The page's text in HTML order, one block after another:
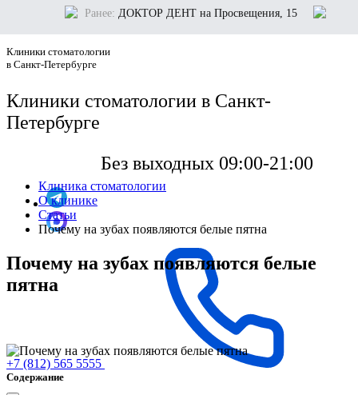
Ранее: ДОКТОР ДЕНТ на Просвещения, 15
Клиники стоматологии
в Санкт-Петербурге
Клиники стоматологии в Санкт-
Петербурге
Без выходных 09:00-21:00
+7 (812) 565 5555
Клиника стоматологии
О клинике
Статьи
Почему на зубах появляются белые пятна
Почему на зубах появляются белые
пятна
Содержание